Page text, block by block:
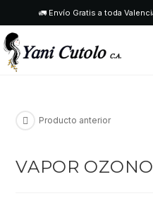
🚛 Envío Gratis a toda
Producto anterior
VAPOR